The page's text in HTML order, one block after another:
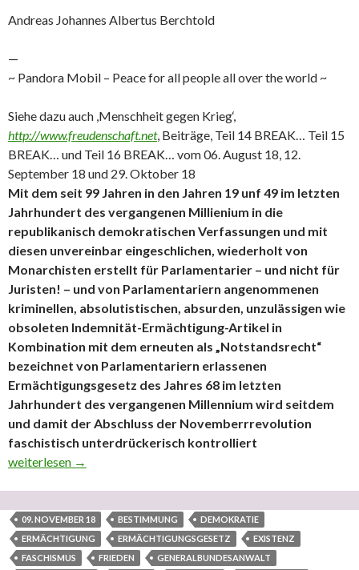
Andreas Johannes Albertus Berchtold
—
~ Pandora Mobil – Peace for all people all over the world ~
Siehe dazu auch ,Menschheit gegen Krieg‘,
http://www.freudenschaft.net, Beiträge, Teil 14 BREAK… Teil 15
BREAK… und Teil 16 BREAK… vom 06. August 18, 12.
September 18 und 29. Oktober 18
Mit dem seit 99 Jahren in den Jahren 19 unf 49 im letzten
Jahrhundert des vergangenen Millienium in die
republikanisch demokratischen Verfassungen und mit
diesen unvereinbar eingeschlichen, wiederholt von
Monarchisten erstellt für Parlamentarier – und nicht für
Juristen! – und von Parlamentariern angenommenen
kriminellen, absolutistischen, absurden, unzulässigen wie
obsoleten Indemnität-Ermächtigung-Artikel in
Kombination mit dem erneuten als „Notstandsrecht“
bezeichnet von Parlamentariern erlassenen
Ermächtigungsgesetz des Jahres 68 im letzten
Jahrhundert des vergangenen Millennium wird seitdem
und damit der Abschluss der Novemberrrevolution
faschistisch unterdrückerisch kontrolliert
Teil 17 BREAK – Explizite Mahnung, Warnung an die
weiterlesen →
09. NOVEMBER 18 BESTIMMUNG
DEMOKRATIE
ERMÄCHTIGUNG
ERMÄCHTIGUNGSGESETZ
EXISTENZ
FASCHISMUS
FRIEDEN
GENERALBUNDESANWALT